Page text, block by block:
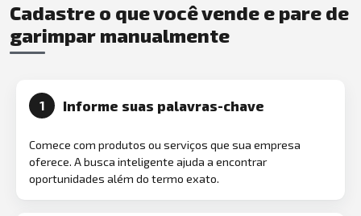
Cadastre o que você vende e pare de
garimpar manualmente
1 Informe suas palavras-chave
Comece com produtos ou serviços que sua empresa
oferece. A busca inteligente ajuda a encontrar
oportunidades além do termo exato.